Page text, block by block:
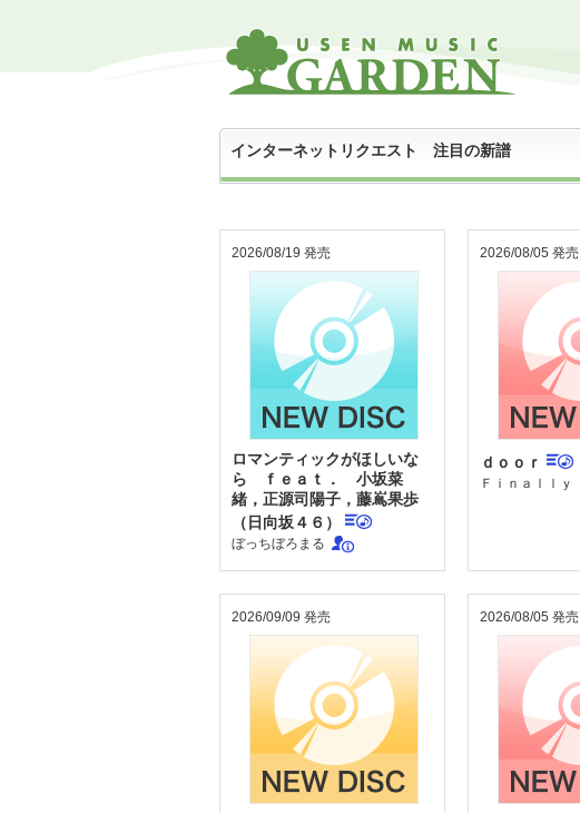
インターネットリクエスト 注目の新譜
2026/08/19 発売
ロマンティックがほしいな
ら ｆｅａｔ． 小坂菜
緒，正源司陽子，藤嶌果歩
（日向坂４６）
ぼっちぼろまる
2026/08/05 発売
ｄｏｏｒ
Ｆｉｎａｌｌｙ
2026/09/09 発売 2026/08/05 発売